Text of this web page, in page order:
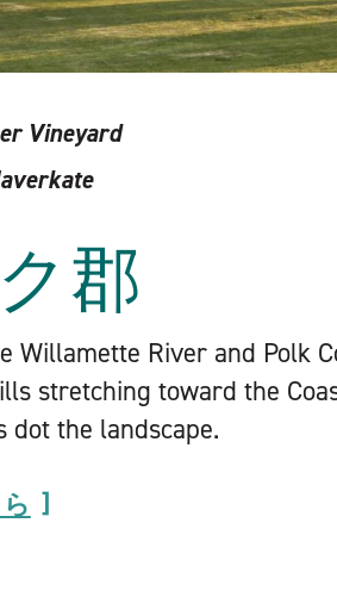
Vineyard
郡
Willamette River and Polk
stretching toward the
dot the landscape.